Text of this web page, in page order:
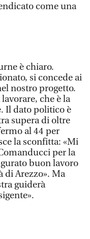
come una
è chiaro.
si concede ai
nostro progetto.
che è la
Il dato politico è
supera di oltre
al 44 per
la sconfitta: «Mi
per la
buon lavoro
di Arezzo». Ma
guiderà